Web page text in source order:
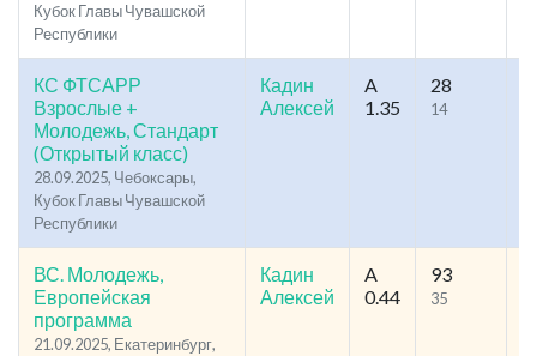
Кубок Главы Чувашской
Республики
КС ФТСАРР
Взрослые +
Молодежь, Стандарт
(Открытый класс)
28.09.2025, Чебоксары,
Кубок Главы Чувашской
Республики
Кадин
Алексей
A
1.35
28
14
ВС. Молодежь,
Европейская
программа
21.09.2025, Екатеринбург,
Кадин
Алексей
A
0.44
93
35